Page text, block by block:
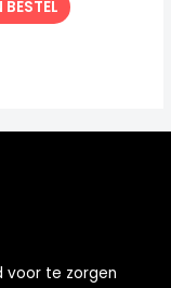
BESTEL
voor te zorgen